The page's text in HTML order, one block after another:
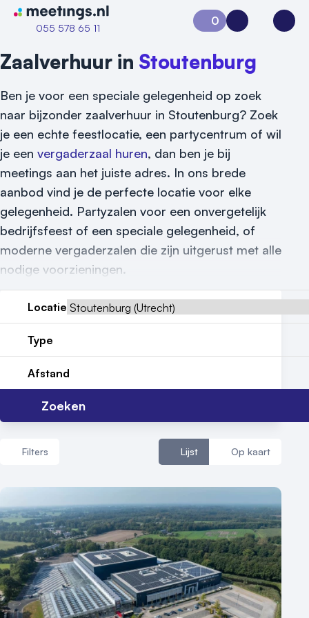
Naar home van Meetings
055 578 65 11
Vraag locatie aan
Meld locatie aan
Contact
0
Aanvraag 0Inloggen
Zaalverhuur in Stoutenburg
Ben je voor een speciale gelegenheid op zoek
naar bijzonder zaalverhuur in Stoutenburg? Zoek
je een echte feestlocatie, een partycentrum of wil
je een vergaderzaal huren, dan ben je bij
meetings aan het juiste adres. In ons brede
aanbod vind je de perfecte locatie voor elke
gelegenheid. Partyzalen voor een onvergetelijk
bedrijfsfeest of een speciale gelegenheid, of
moderne vergaderzalen die zijn uitgerust met alle
nodige voorzieningen.
Locatie
Type
Afstand
Zoeken
Filters Lijst Op kaart
Aantal zalen
1 - 5 zalen
6 - 10 zalen
10 of meer zalen
Aantal personen